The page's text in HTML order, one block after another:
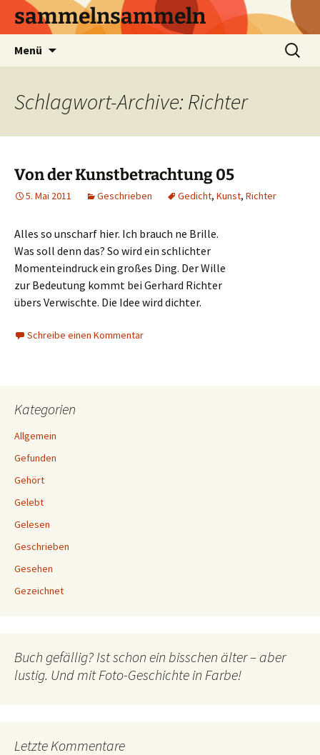
sammelnsammeln
Menü
Suchen
nach:
Schlagwort-Archive: Richter
Von der Kunstbetrachtung 05
5. Mai 2011 Geschrieben Gedicht, Kunst, Richter
Alles so unscharf hier. Ich brauch ne Brille.
Was soll denn das? So wird ein schlichter
Momenteindruck ein großes Ding. Der Wille
zur Bedeutung kommt bei Gerhard Richter
übers Verwischte. Die Idee wird dichter.
Schreibe einen Kommentar
Kategorien
Allgemein
Gefunden
Gehört
Gelebt
Gelesen
Geschrieben
Gesehen
Gezeichnet
Buch gefällig? Ist schon ein bisschen älter – aber
lustig. Und mit Foto-Geschichte in Farbe!
Letzte Kommentare